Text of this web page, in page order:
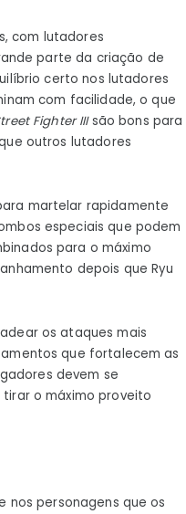
com lutadores
parte da criação de
certo nos lutadores
com facilidade, o que
Fighter IIIsão bons para
outros lutadores
martelar rapidamente
especiais que podem
para o máximo
depois que Ryu
os ataques mais
que fortalecem as
devem se
o máximo proveito
personagens que os